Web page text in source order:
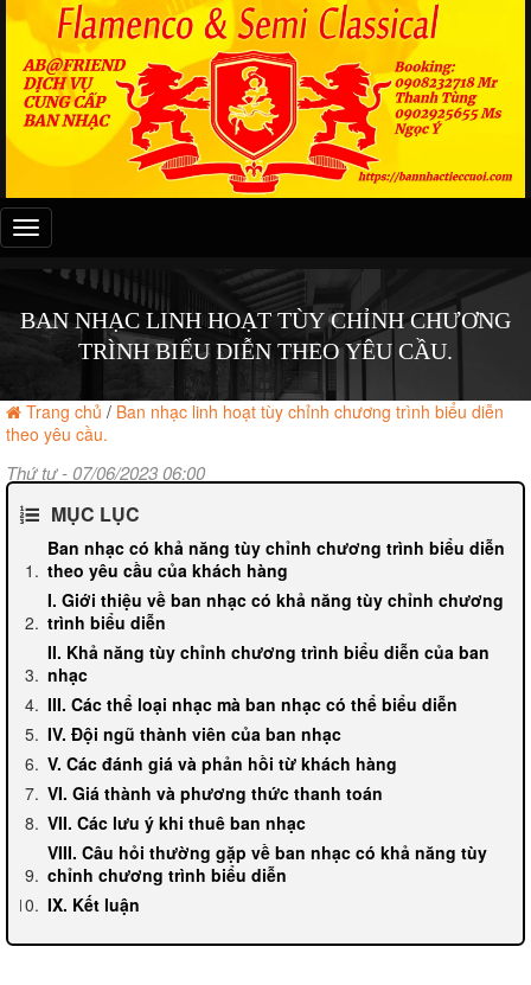
Đây
là
menu
BAN NHẠC LINH HOẠT TÙY CHỈNH CHƯƠNG
TRÌNH BIỂU DIỄN THEO YÊU CẦU.
Trang chủ / Ban nhạc linh hoạt tùy chỉnh chương trình biểu diễn
theo yêu cầu.
Thứ tư - 07/06/2023 06:00
MỤC LỤC
Ban nhạc có khả năng tùy chỉnh chương trình biểu diễn
theo yêu cầu của khách hàng
I. Giới thiệu về ban nhạc có khả năng tùy chỉnh chương
trình biểu diễn
II. Khả năng tùy chỉnh chương trình biểu diễn của ban
nhạc
III. Các thể loại nhạc mà ban nhạc có thể biểu diễn
IV. Đội ngũ thành viên của ban nhạc
V. Các đánh giá và phản hồi từ khách hàng
VI. Giá thành và phương thức thanh toán
VII. Các lưu ý khi thuê ban nhạc
VIII. Câu hỏi thường gặp về ban nhạc có khả năng tùy
chỉnh chương trình biểu diễn
IX. Kết luận